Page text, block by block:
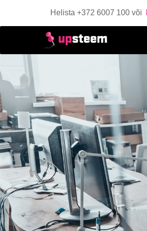
Helista +372 6007 100 või